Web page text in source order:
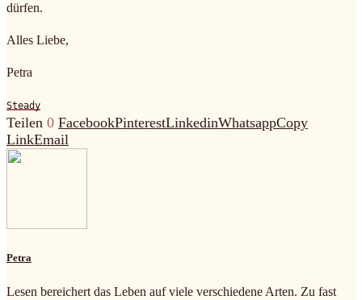
dürfen.
Alles Liebe,
Petra
Steady
Teilen 0 FacebookPinterestLinkedinWhatsappCopy
LinkEmail
Petra
Lesen bereichert das Leben auf viele verschiedene Arten. Zu fast